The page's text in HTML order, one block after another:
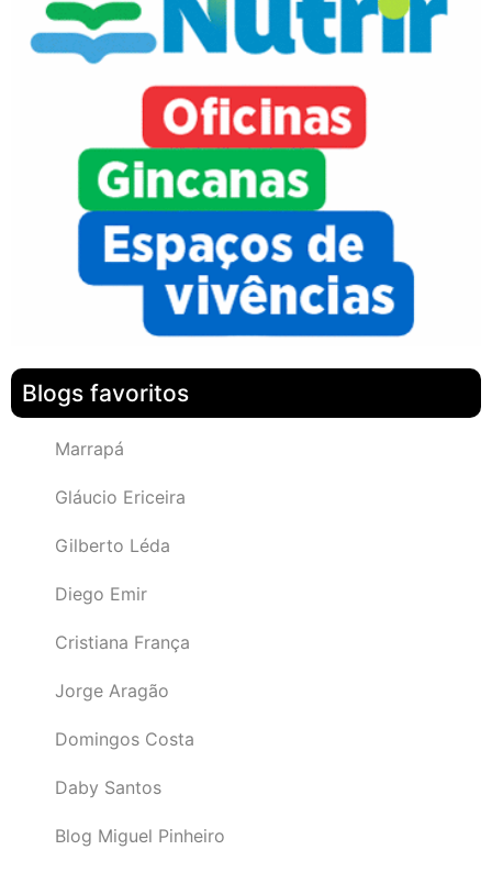
Blogs favoritos
Marrapá
Gláucio Ericeira
Gilberto Léda
Diego Emir
Cristiana França
Jorge Aragão
Domingos Costa
Daby Santos
Blog Miguel Pinheiro